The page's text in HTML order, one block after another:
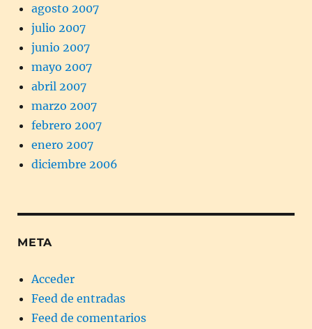
agosto 2007
julio 2007
junio 2007
mayo 2007
abril 2007
marzo 2007
febrero 2007
enero 2007
diciembre 2006
META
Acceder
Feed de entradas
Feed de comentarios